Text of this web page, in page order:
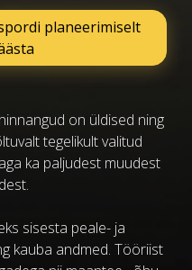
planeerimiselt
on üldised ning
tegelikult valitud
ka paljudest muudest
sisesta peale- ja
kauba andmed. Tööriist